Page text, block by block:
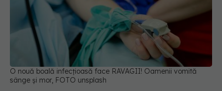
O nouă boală infecțioasă face RAVAGII! Oamenii vomită
sânge şi mor, FOTO unsplash